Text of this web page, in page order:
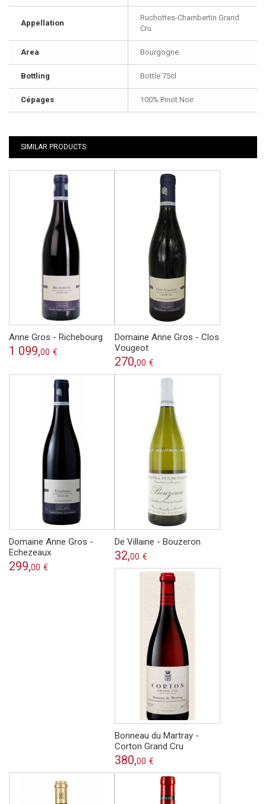
Appellation
Ruchottes-Chambertin Grand
Cru
Area Bourgogne
Bottling Bottle 75cl
Cépages 100% Pinot Noir
SIMILAR PRODUCTS:
Anne Gros - Richebourg
1 099,00 €
Domaine Anne Gros - Clos
Vougeot
270,00 €
Domaine Anne Gros -
Echezeaux
299,00 €
De Villaine - Bouzeron
32,00 €
Bonneau du Martray -
Corton Grand Cru
380,00 €